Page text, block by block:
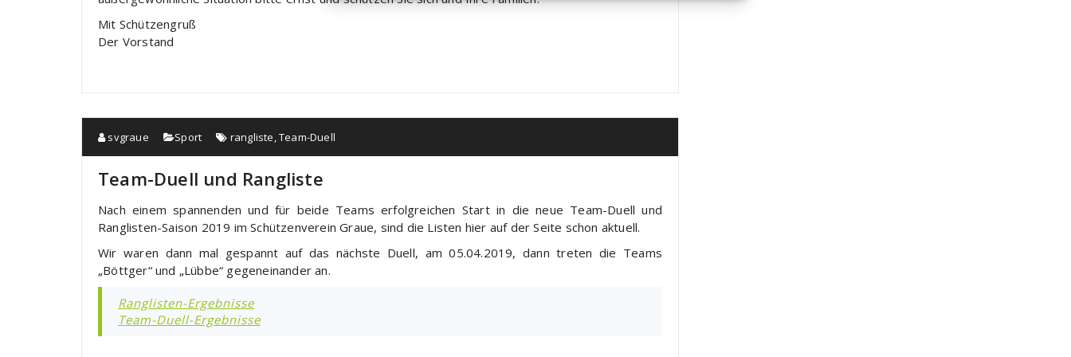
Mit Schützengruß
Der Vorstand
svgraue Sport rangliste,Team-Duell
Team-Duell und Rangliste
Nach einem spannenden und für beide Teams erfolgreichen Start in die neue Team-Duell und
Ranglisten-Saison 2019 im Schützenverein Graue, sind die Listen hier auf der Seite schon aktuell.
Wir waren dann mal gespannt auf das nächste Duell, am 05.04.2019, dann treten die Teams
„Böttger“ und „Lübbe“ gegeneinander an.
Ranglisten-Ergebnisse
Team-Duell-Ergebnisse